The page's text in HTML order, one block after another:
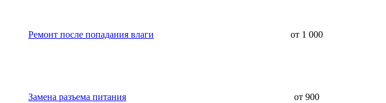
Ремонт после попадания влаги от 1 000
Замена разъема питания от 900